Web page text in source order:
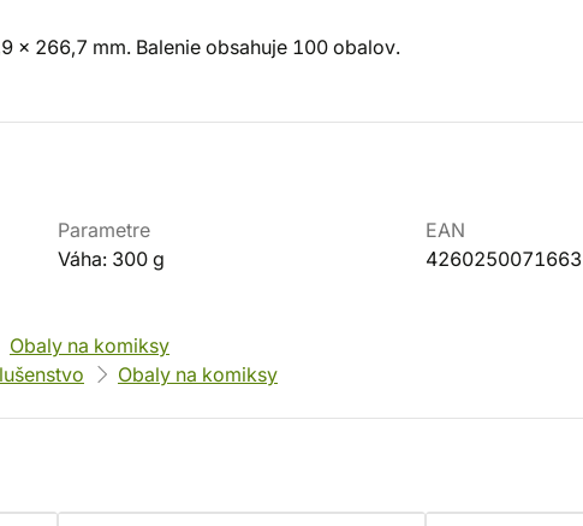
x 266,7 mm. Balenie obsahuje 100 obalov.
Parametre
Váha: 300 g
EAN
4260250071663
Obaly na komiksy
Obaly na komiksy